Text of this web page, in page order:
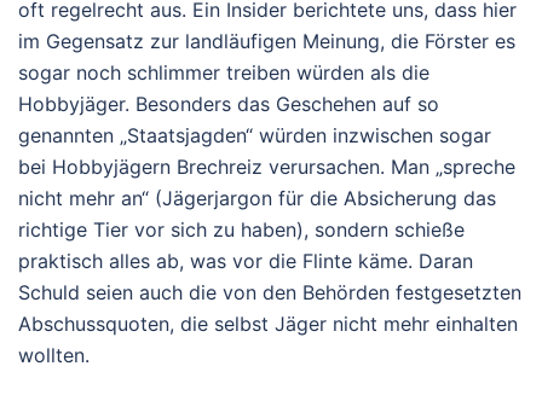
oft regelrecht aus. Ein Insider berichtete uns, dass hier
im Gegensatz zur landläufigen Meinung, die Förster es
sogar noch schlimmer treiben würden als die
Hobbyjäger. Besonders das Geschehen auf so
genannten „Staatsjagden“ würden inzwischen sogar
bei Hobbyjägern Brechreiz verursachen. Man „spreche
nicht mehr an“ (Jägerjargon für die Absicherung das
richtige Tier vor sich zu haben), sondern schieße
praktisch alles ab, was vor die Flinte käme. Daran
Schuld seien auch die von den Behörden festgesetzten
Abschussquoten, die selbst Jäger nicht mehr einhalten
wollten.